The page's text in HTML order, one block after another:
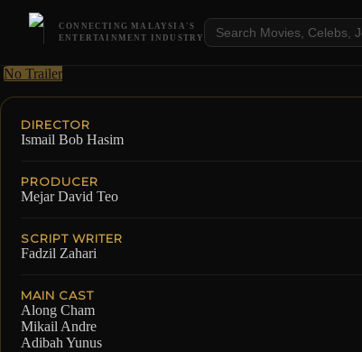
CONNECTING MALAYSIA'S
ENTERTAINMENT INDUSTRY
No Trailer
DIRECTOR
Ismail Bob Hasim
PRODUCER
Mejar David Teo
SCRIPT WRITER
Fadzil Zahari
MAIN CAST
Along Cham
Mikail Andre
Adibah Yunus